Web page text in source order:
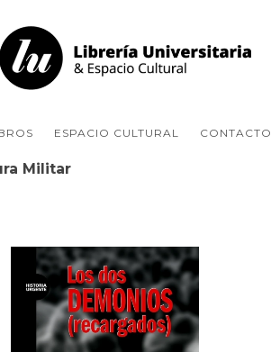
ESPACIO CULTURAL CONTACTO
Militar